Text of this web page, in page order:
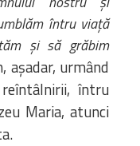
întru viață
și să grăbim
așadar, urmând
întru
Maria, atunci